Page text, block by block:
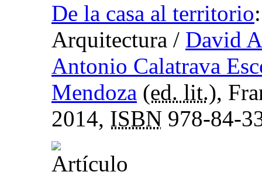
De la casa al territorio
Arquitectura / David
Antonio Calatrava
Mendoza (ed. lit.),
2014, ISBN 978-84-